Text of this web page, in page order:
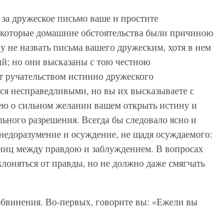
дружеское письмо ваше и простите
домашние обстоятельства были причиною
назвать письма вашего дружеским, хотя в нем
но они высказаны с тою честною
истинно дружеского
несправедливыми, но вы их высказываете с
о сильном желании вашем открыть истину и
разрешения. Всегда бы следовало ясно и
и осуждение, не щадя осуждаемого:
между правдою и заблуждением. В вопросах
от правды, но не должно даже смягчать
Во-первых, говорите вы: «Ежели вы